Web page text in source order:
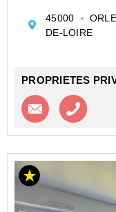
commerces et du
commodités
45000
DE-LOIRE
PROPRIETES
Contacter